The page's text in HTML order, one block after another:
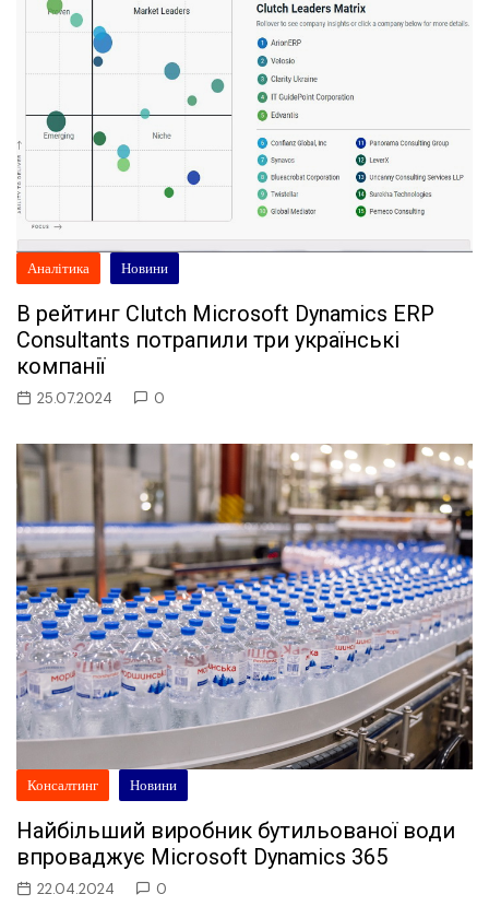
Аналітика Новини
В рейтинг Clutch Microsoft Dynamics ERP
Consultants потрапили три українські
компанії
25.07.2024 0
Консалтинг Новини
Найбільший виробник бутильованої води
впроваджує Microsoft Dynamics 365
22.04.2024 0